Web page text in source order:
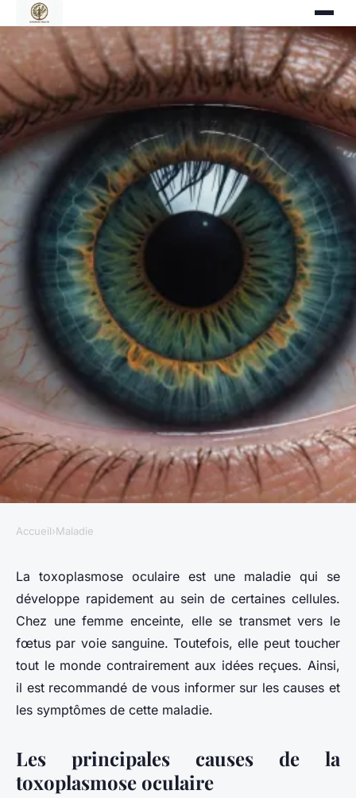
Toxoplasmose oculaire :
causes, symptômes et
traitements disponibles
Victor•13/09/2024 07:49•4 min de lecture
Accueil›Maladie
La toxoplasmose oculaire est une maladie qui se
développe rapidement au sein de certaines cellules.
Chez une femme enceinte, elle se transmet vers le
fœtus par voie sanguine. Toutefois, elle peut toucher
tout le monde contrairement aux idées reçues. Ainsi,
il est recommandé de vous informer sur les causes et
les symptômes de cette maladie.
Les principales causes de la
toxoplasmose oculaire